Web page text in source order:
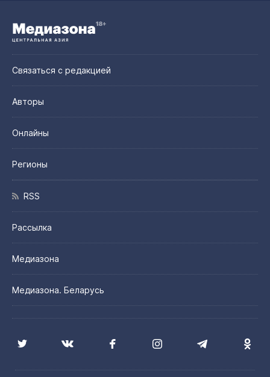
Связаться с редакцией
Авторы
Онлайны
Регионы
RSS
Рассылка
Медиазона
Медиазона. Беларусь